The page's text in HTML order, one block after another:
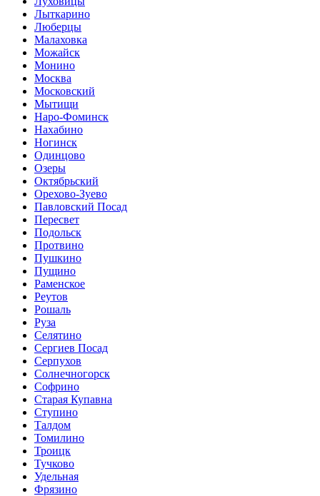
Лыткарино
Люберцы
Малаховка
Можайск
Монино
Москва
Московский
Мытищи
Наро-Фоминск
Нахабино
Ногинск
Одинцово
Озеры
Октябрьский
Орехово-Зуево
Павловский Посад
Пересвет
Подольск
Протвино
Пушкино
Пущино
Раменское
Реутов
Рошаль
Руза
Селятино
Сергиев Посад
Серпухов
Солнечногорск
Софрино
Старая Купавна
Ступино
Талдом
Томилино
Троицк
Тучково
Удельная
Фрязино